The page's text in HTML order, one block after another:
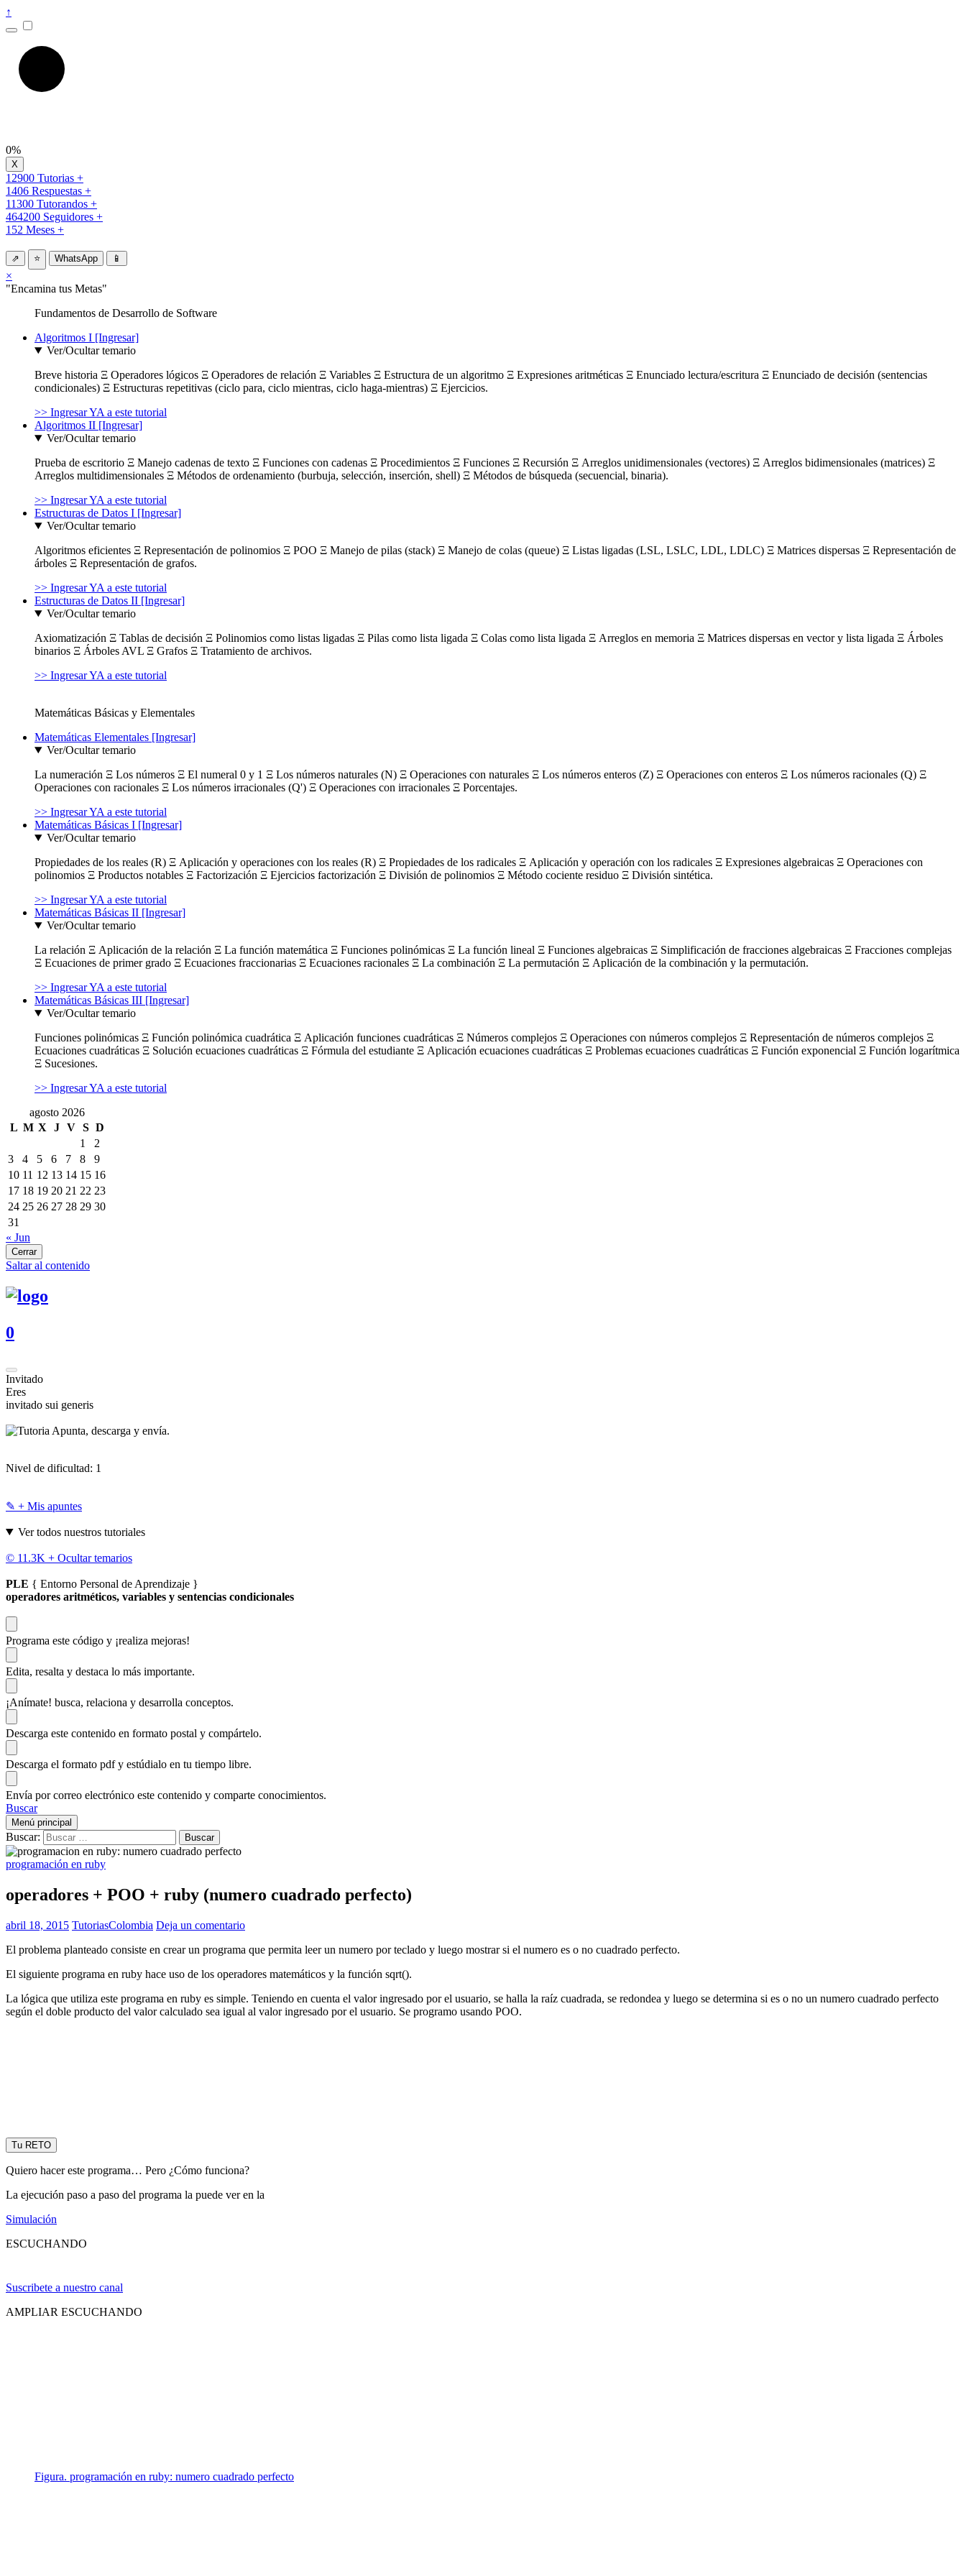
↑
0%
12900 Tutorias +
1406 Respuestas +
11300 Tutorandos +
464200 Seguidores +
152 Meses +
⇗ ⭐ WhatsApp 📱
×
"Encamina tus Metas"
Fundamentos de Desarrollo de Software
Algoritmos I [Ingresar]
Ver/Ocultar temario
Breve historia Ξ Operadores lógicos Ξ Operadores de relación Ξ Variables Ξ Estructura de un algoritmo Ξ Expresiones aritméticas Ξ Enunciado lectura/escritura Ξ Enunciado de decisión (sentencias
condicionales) Ξ Estructuras repetitivas (ciclo para, ciclo mientras, ciclo haga-mientras) Ξ Ejercicios.
>> Ingresar YA a este tutorial
Algoritmos II [Ingresar]
Ver/Ocultar temario
Prueba de escritorio Ξ Manejo cadenas de texto Ξ Funciones con cadenas Ξ Procedimientos Ξ Funciones Ξ Recursión Ξ Arreglos unidimensionales (vectores) Ξ Arreglos bidimensionales (matrices) Ξ
Arreglos multidimensionales Ξ Métodos de ordenamiento (burbuja, selección, inserción, shell) Ξ Métodos de búsqueda (secuencial, binaria).
>> Ingresar YA a este tutorial
Estructuras de Datos I [Ingresar]
Ver/Ocultar temario
Algoritmos eficientes Ξ Representación de polinomios Ξ POO Ξ Manejo de pilas (stack) Ξ Manejo de colas (queue) Ξ Listas ligadas (LSL, LSLC, LDL, LDLC) Ξ Matrices dispersas Ξ Representación de
árboles Ξ Representación de grafos.
>> Ingresar YA a este tutorial
Estructuras de Datos II [Ingresar]
Ver/Ocultar temario
Axiomatización Ξ Tablas de decisión Ξ Polinomios como listas ligadas Ξ Pilas como lista ligada Ξ Colas como lista ligada Ξ Arreglos en memoria Ξ Matrices dispersas en vector y lista ligada Ξ Árboles
binarios Ξ Árboles AVL Ξ Grafos Ξ Tratamiento de archivos.
>> Ingresar YA a este tutorial
Matemáticas Básicas y Elementales
Matemáticas Elementales [Ingresar]
Ver/Ocultar temario
La numeración Ξ Los números Ξ El numeral 0 y 1 Ξ Los números naturales (N) Ξ Operaciones con naturales Ξ Los números enteros (Z) Ξ Operaciones con enteros Ξ Los números racionales (Q) Ξ
Operaciones con racionales Ξ Los números irracionales (Q') Ξ Operaciones con irracionales Ξ Porcentajes.
>> Ingresar YA a este tutorial
Matemáticas Básicas I [Ingresar]
Ver/Ocultar temario
Propiedades de los reales (R) Ξ Aplicación y operaciones con los reales (R) Ξ Propiedades de los radicales Ξ Aplicación y operación con los radicales Ξ Expresiones algebraicas Ξ Operaciones con
polinomios Ξ Productos notables Ξ Factorización Ξ Ejercicios factorización Ξ División de polinomios Ξ Método cociente residuo Ξ División sintética.
>> Ingresar YA a este tutorial
Matemáticas Básicas II [Ingresar]
Ver/Ocultar temario
La relación Ξ Aplicación de la relación Ξ La función matemática Ξ Funciones polinómicas Ξ La función lineal Ξ Funciones algebraicas Ξ Simplificación de fracciones algebraicas Ξ Fracciones complejas
Ξ Ecuaciones de primer grado Ξ Ecuaciones fraccionarias Ξ Ecuaciones racionales Ξ La combinación Ξ La permutación Ξ Aplicación de la combinación y la permutación.
>> Ingresar YA a este tutorial
Matemáticas Básicas III [Ingresar]
Ver/Ocultar temario
Funciones polinómicas Ξ Función polinómica cuadrática Ξ Aplicación funciones cuadráticas Ξ Números complejos Ξ Operaciones con números complejos Ξ Representación de números complejos Ξ
Ecuaciones cuadráticas Ξ Solución ecuaciones cuadráticas Ξ Fórmula del estudiante Ξ Aplicación ecuaciones cuadráticas Ξ Problemas ecuaciones cuadráticas Ξ Función exponencial Ξ Función logarítmica
Ξ Sucesiones.
>> Ingresar YA a este tutorial
agosto 2026
L M X J V S D
1
2
3
4 5 6 7 8
9
10 11 12 13 14 15 16
17 18 19 20 21 22 23
24 25 26 27 28 29 30
31
« Jun
Cerrar
Saltar al contenido
0
Invitado
Eres
invitado sui generis
Apunta, descarga y envía.
Nivel de dificultad: 1
✎ + Mis apuntes
Ver todos nuestros tutoriales
© 11.3K + Ocultar temarios
PLE { Entorno Personal de Aprendizaje }
operadores aritméticos, variables y sentencias condicionales
Programa este código y ¡realiza mejoras!
Edita, resalta y destaca lo más importante.
¡Anímate! busca, relaciona y desarrolla conceptos.
Descarga este contenido en formato postal y compártelo.
Descarga el formato pdf y estúdialo en tu tiempo libre.
Envía por correo electrónico este contenido y comparte conocimientos.
Buscar
Menú principal
Buscar:
programación en ruby
operadores + POO + ruby (numero cuadrado perfecto)
abril 18, 2015 TutoriasColombia Deja un comentario
El problema planteado consiste en crear un programa que permita leer un numero por teclado y luego mostrar si el numero es o no cuadrado perfecto.
El siguiente programa en ruby hace uso de los operadores matemáticos y la función sqrt().
La lógica que utiliza este programa en ruby es simple. Teniendo en cuenta el valor ingresado por el usuario, se halla la raíz cuadrada, se redondea y luego se determina si es o no un numero cuadrado perfecto
según el doble producto del valor calculado sea igual al valor ingresado por el usuario. Se programo usando POO.
Tu RETO
Quiero hacer este programa… Pero ¿Cómo funciona?
La ejecución paso a paso del programa la puede ver en la
Simulación
ESCUCHANDO
Suscribete a nuestro canal
AMPLIAR ESCUCHANDO
Figura. programación en ruby: numero cuadrado perfecto